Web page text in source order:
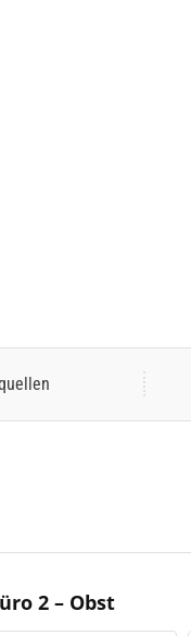
2 – Obst